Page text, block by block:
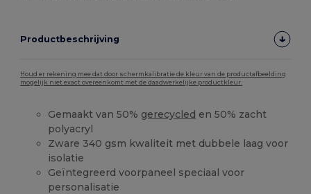
Productbeschrijving
Houd er rekening mee dat door schermkalibratie de kleur van de productafbeelding
mogelijk niet exact overeenkomt met de daadwerkelijke productkleur.
Gemaakt van 50% gerecycled en 50% zacht
polyacryl
Zware 340 gsm kwaliteit met dubbele laag voor
isolatie
Geïntegreerd voorpaneel speciaal voor
personalisatie